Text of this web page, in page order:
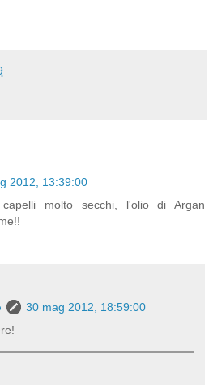
2012, 13:39:00
molto secchi, l'olio di Argan
30 mag 2012, 18:59:00